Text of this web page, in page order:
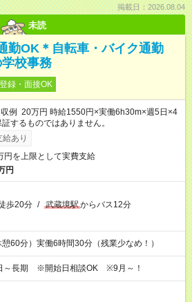
掲載日：2026.08.04
未読
勤OK＊自転車・バイク通勤
校事務
録・面接OK
例 20万円 時給1550円×実働6h30m×週5日×4
するものではありません。
あり
円を上限として実費支給
円
歩20分 / 武蔵境駅からバス12分
60分）実働6時間30分（残業少なめ！）
～長期 ※開始日相談OK ※9月～！